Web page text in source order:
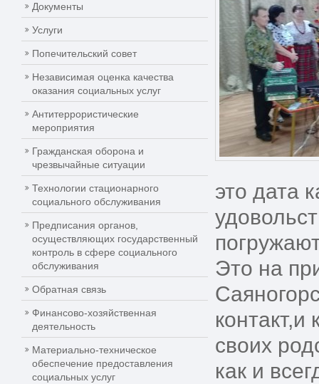
Документы
Услуги
Попечительский совет
Независимая оценка качества
оказания социальных услуг
Антитеррористические
мероприятия
Гражданская оборона и
чрезвычайные ситуации
Технологии стационарного
социального обслуживания
Предписания органов,
осуществляющих государственный
контроль в сфере социального
обслуживания
Обратная связь
Финансово-хозяйственная
деятельность
Материально-техническое
обеспечение предоставления
социальных услуг
это дата
Это на
своих
как и